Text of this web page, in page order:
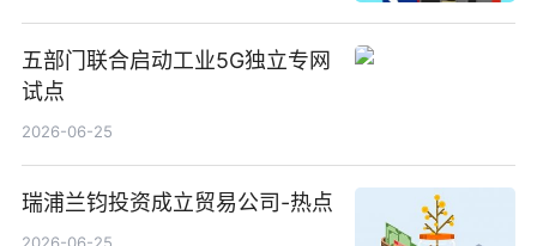
五部门联合启动工业5G独立专网
试点
2026-06-25
瑞浦兰钧投资成立贸易公司-热点